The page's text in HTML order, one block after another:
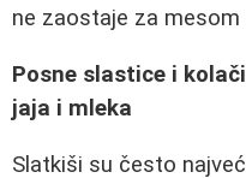
ne zaostaje za mesom
Posne slastice i
jaja i mleka
Slatkiši su često